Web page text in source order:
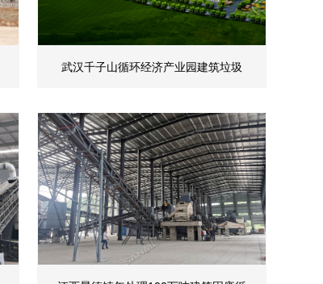
武汉千子山循环经济产业园建筑垃圾